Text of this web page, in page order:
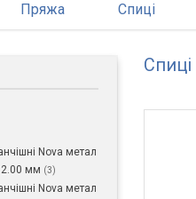
Пряжа Спиці
Nova метал
мм (3)
Nova метал
Спиці